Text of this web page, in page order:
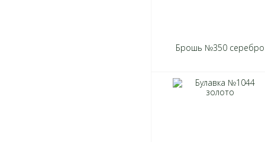
Брошь №350 серебро